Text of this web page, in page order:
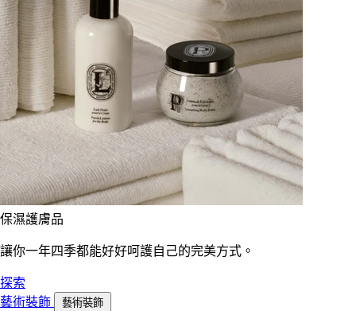
保濕護膚品
讓你一年四季都能好好呵護自己的完美方式。
探索
藝術裝飾
藝術裝飾